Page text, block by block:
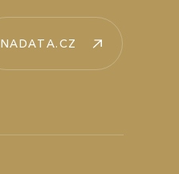
NADATA.CZ